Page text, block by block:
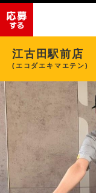
江古田駅前店
(エコダエキマエテン)